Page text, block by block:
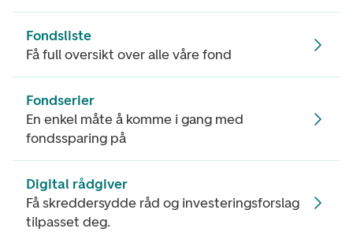
Fondsliste
Få full oversikt over alle våre fond
Fondserier
En enkel måte å komme i gang med
fondssparing på
Digital rådgiver
Få skreddersydde råd og investeringsforslag
tilpasset deg.